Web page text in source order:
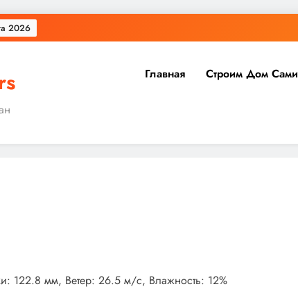
2026
Главная Строим Дом Сами
122.8 мм, Ветер: 26.5 м/с, Влажность: 12%